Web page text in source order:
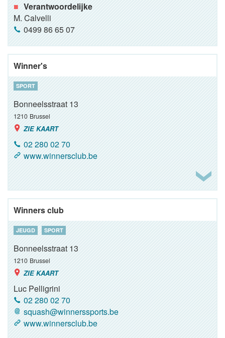
Verantwoordelijke
M. Calvelli
0499 86 65 07
Winner's
SPORT
Bonneelsstraat 13
1210 Brussel
ZIE KAART
02 280 02 70
www.winnersclub.be
Winners club
JEUGD SPORT
Bonneelsstraat 13
1210 Brussel
ZIE KAART
Luc Pelligrini
02 280 02 70
squash@winnerssports.be
www.winnersclub.be